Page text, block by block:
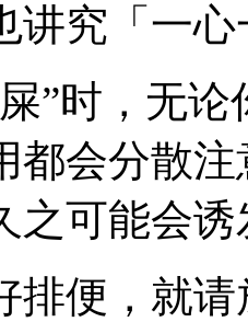
究「一心
时，无论
都会分散
之可能会
便，就请